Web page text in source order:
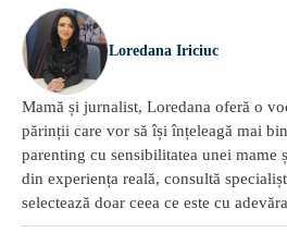
Loredana Iriciuc
Mamă și jurnalist, Loredana oferă o
părinții care vor să își înțeleagă mai
parenting cu sensibilitatea unei mame
din experiența reală, consultă
selectează doar ceea ce este cu